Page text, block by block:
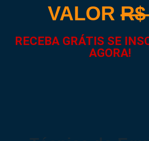
VALOR
RECEBA GRÁTIS SE
AGORA!